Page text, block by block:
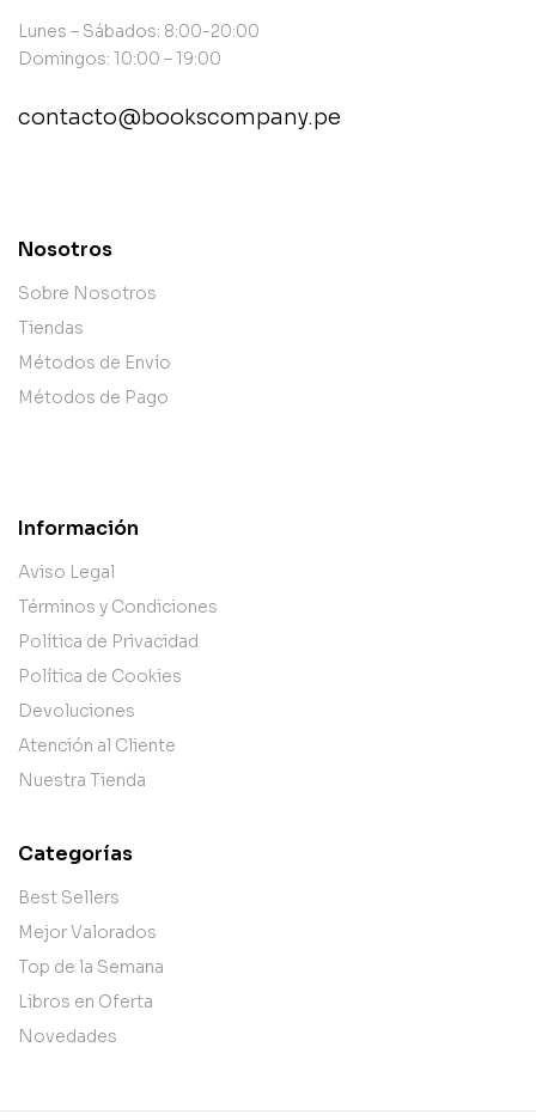
Lunes – Sábados: 8:00-20:00
Domingos: 10:00 – 19:00
contacto@bookscompany.pe
Nosotros
Sobre Nosotros
Tiendas
Métodos de Envío
Métodos de Pago
Información
Aviso Legal
Términos y Condiciones
Política de Privacidad
Política de Cookies
Devoluciones
Atención al Cliente
Nuestra Tienda
Categorías
Best Sellers
Mejor Valorados
Top de la Semana
Libros en Oferta
Novedades